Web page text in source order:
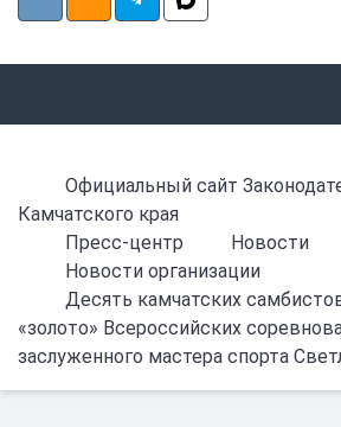
Официальный сайт
Камчатского края
Пресс-центр
Новости
Новости организации
Десять камчатских
«золото» Всероссийских
заслуженного мастера спорта